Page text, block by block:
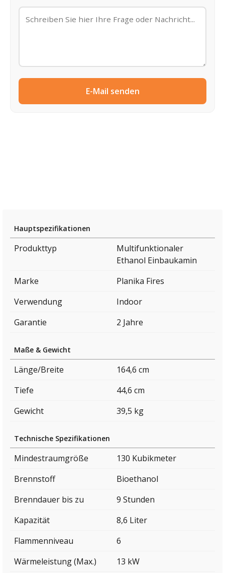
E-Mail senden
Hauptspezifikationen
Produkttyp
Multifunktionaler
Ethanol Einbaukamin
Marke
Planika Fires
Verwendung
Indoor
Garantie
2 Jahre
Maße & Gewicht
Länge/Breite
164,6 cm
Tiefe
44,6 cm
Gewicht
39,5 kg
Technische Spezifikationen
Mindestraumgröße
130 Kubikmeter
Brennstoff
Bioethanol
Brenndauer bis zu
9 Stunden
Kapazität
8,6 Liter
Flammenniveau
6
Wärmeleistung (Max.)
13 kW